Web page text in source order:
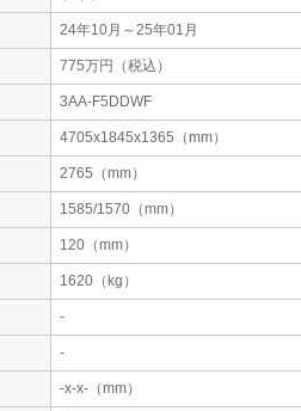
24年10月～25年01月
775万円（税込）
3AA-F5DDWF
4705x1845x1365（mm）
2765（mm）
1585/1570（mm）
120（mm）
1620（kg）
-
-
-x-x-（mm）